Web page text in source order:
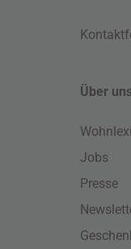
Über
Jobs
Presse